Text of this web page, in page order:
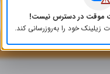
مفید
موقت در دسترس نیست!
خود را به‌روز‌رسانی کند.